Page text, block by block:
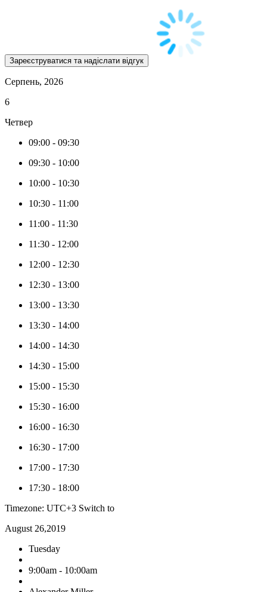
Серпень, 2026
6
Четвер
09:00 - 09:30
09:30 - 10:00
10:00 - 10:30
10:30 - 11:00
11:00 - 11:30
11:30 - 12:00
12:00 - 12:30
12:30 - 13:00
13:00 - 13:30
13:30 - 14:00
14:00 - 14:30
14:30 - 15:00
15:00 - 15:30
15:30 - 16:00
16:00 - 16:30
16:30 - 17:00
17:00 - 17:30
17:30 - 18:00
Timezone: UTC+3 Switch to
August 26,2019
Tuesday
9:00am - 10:00am